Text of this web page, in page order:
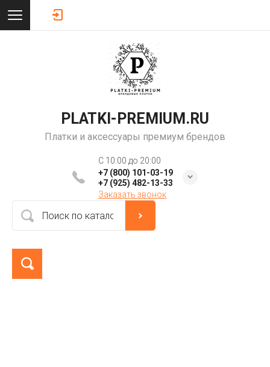
PLATKI-PREMIUM.RU
Платки и аксессуары премиум брендов
C 10:00 до 20:00
+7 (800) 101-03-19
+7 (925) 482-13-33
Заказать звонок